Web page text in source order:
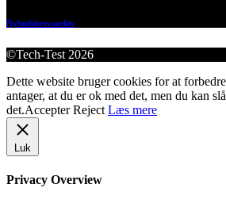
Nyhedsbrevsarkiv
©Tech-Test 2026
Dette website bruger cookies for at
antager, at du er ok med det, men du kan
det.Accepter Reject Læs mere
Luk
Privacy Overview